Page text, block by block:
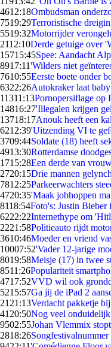
4612:18Ombudsman
7519:29Terroristische
5519:32Motorrijder
2112:10Derde getuige over
15715:45Spee: Aandacht
8917:11'Wilders niet
7610:55Eerste boete onder
6322:26Autokraker laat
11311:13Pornopersiflage op
14816:27'Illegalen krijgen
13718:17Anouk heeft een
6212:39'Uitzending VI te
3709:44Soldate (18) heeft
4913:30Rotterdamse
1715:28Een derde van
2720:15Drie mannen
7812:25Parkeerwachters
4720:35'Maak jobhoppen
8118:54Foto's: Justin Bieber
6222:22Internethype om
2221:58Politieauto rijdt
3610:46Moeder en vriend
10007:52'Vader 12-jarige
8019:58Meisje (17) in twee
8511:26Populariteit
4717:52VVD wil ook
5215:57Ga jij de iPad 2
21 21:13Verdacht pakketje
41 20:50Nog veel
9502:55Johan Vlemmix
2818:26